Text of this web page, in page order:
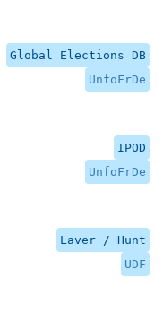
Global Elections DB
UnfoFrDe
IPOD
UnfoFrDe
Laver / Hunt
UDF